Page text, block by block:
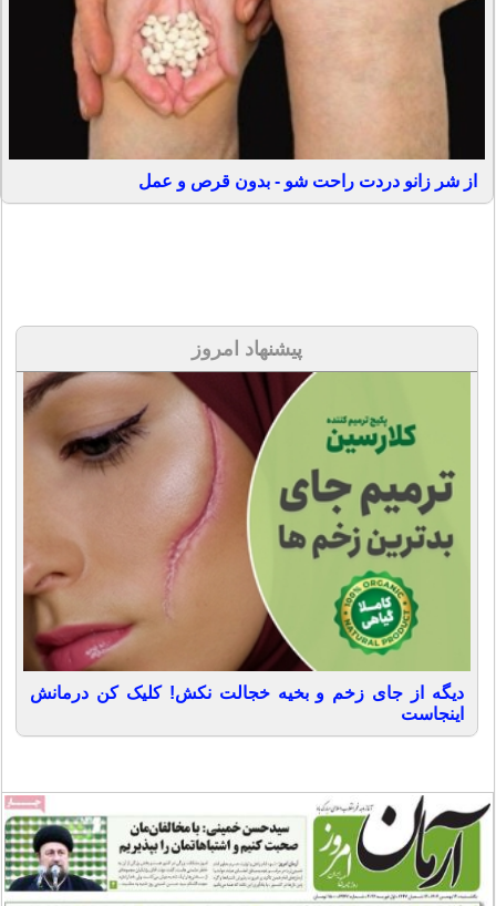
از شر زانو دردت راحت شو - بدون قرص و عمل
پیشنهاد امروز
دیگه از جای زخم و بخیه خجالت نکش! کلیک کن درمانش
اینجاست